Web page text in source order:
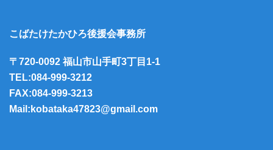
こばたけたかひろ後援会事務所
〒720-0092 福山市山手町3丁目1-1
TEL:084-999-3212
FAX:084-999-3213
Mail:kobataka47823@gmail.com